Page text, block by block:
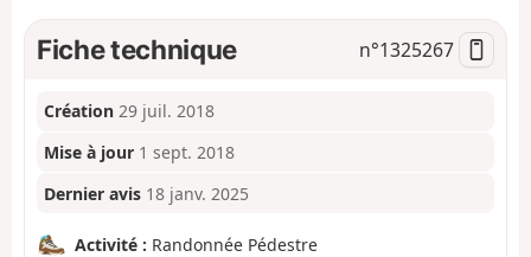
t
Fiche technique n°1325267
Création 29 juil. 2018
Mise à jour 1 sept. 2018
Dernier avis 18 janv. 2025
Activité : Randonnée Pédestre